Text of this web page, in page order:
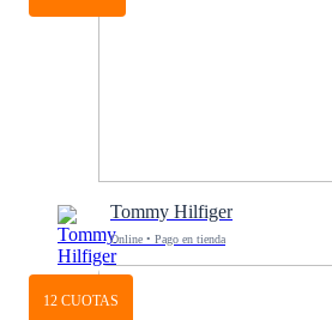
Tommy Hilfiger
Online • Pago en tienda
12 CUOTAS